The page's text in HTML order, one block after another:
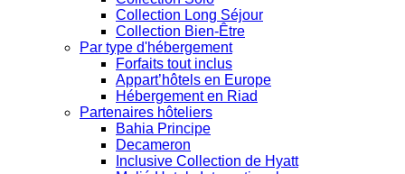
Collection Long Séjour
Collection Bien-Être
Par type d'hébergement
Forfaits tout inclus
Appart’hôtels en Europe
Hébergement en Riad
Partenaires hôteliers
Bahia Principe
Decameron
Inclusive Collection de Hyatt